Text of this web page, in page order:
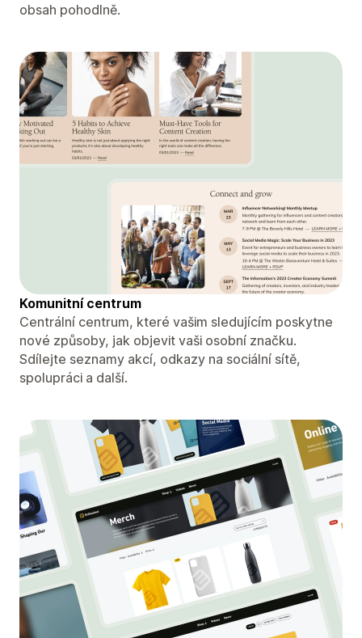
obsah pohodlně.
Komunitní centrum
Centrální centrum, které vašim sledujícím poskytne
nové způsoby, jak objevit vaši osobní značku.
Sdílejte seznamy akcí, odkazy na sociální sítě,
spolupráci a další.